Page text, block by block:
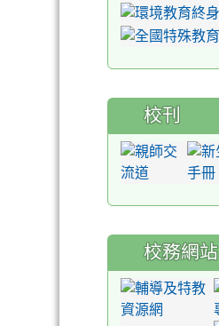
校刊
校務網站